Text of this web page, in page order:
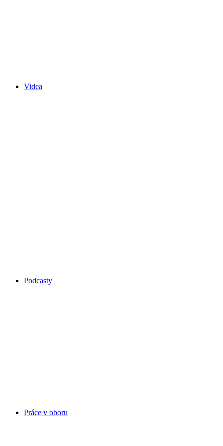
Videa
Podcasty
Práce v oboru